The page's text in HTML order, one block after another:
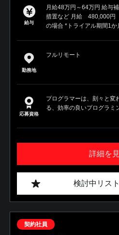
給与
月給48万円～64万円 給与
措置など 月給 480,000
の場合 *トライアル期間1
勤務地
フルリモート
応募資格
プログラマーは、刻々と変
る、効率の良いプログラミ
詳細を
検討中リス
契約社員